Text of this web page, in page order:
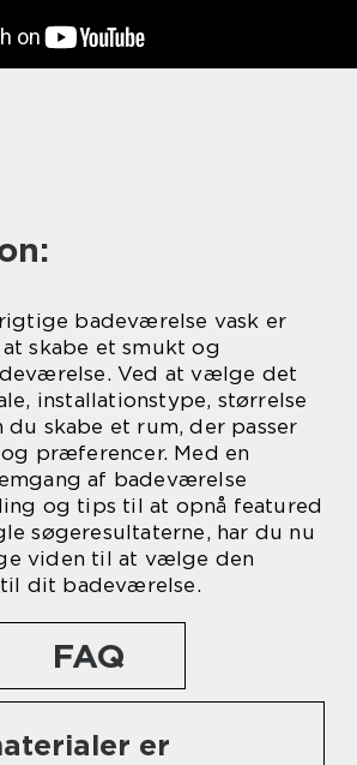
badeværelse vask er
skabe et smukt og
Ved at vælge det
installationstype, størrelse
du skabe et rum, der passer
præferencer. Med en
af badeværelse
og tips til at opnå featured
søgeresultaterne, har du nu
viden til at vælge den
dit badeværelse.
FAQ
er